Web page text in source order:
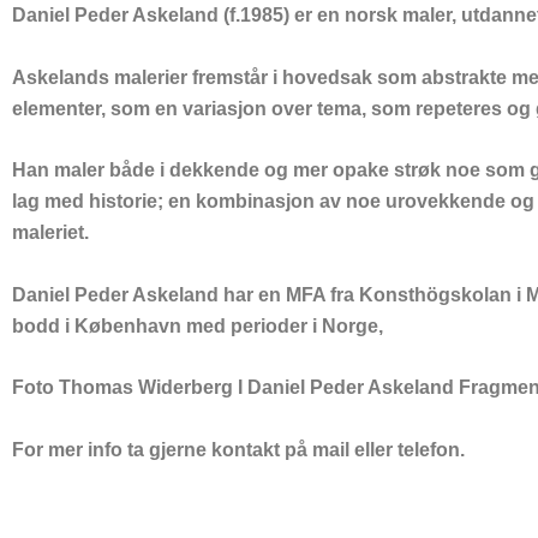
мы рекомендуем, является актуальным.
Кроме того, наш сайт постоянно развивается. В
как выбранное онлайн-казино PL проявляет себя в
Daniel Peder Askeland (f.1985) er en norsk maler,
Askelands malerier fremstår i hovedsak som abstrakte
elementer, som en variasjon over tema, som repeteres
Han maler både i dekkende og mer opake strøk noe som
lag med historie; en kombinasjon av noe urovekkende
maleriet.
Daniel Peder Askeland har en MFA fra Konsthögskolan i
bodd i København med perioder i Norge,
Foto Thomas Widerberg I Daniel Peder Askeland
For mer info ta gjerne kontakt på mail eller telefon.